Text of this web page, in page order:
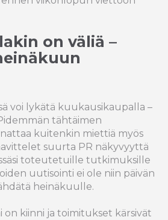
on väliä –
voi lykätä kuukausikaupalla –
tähtäimen
kuitenkin miettiä myös
suurta PR näkyvyyttä
toteutetuille tutkimuksille
uutisointi ei ole niin päivän
heinäkuulle.
on kiinni ja toimitukset kärsivät